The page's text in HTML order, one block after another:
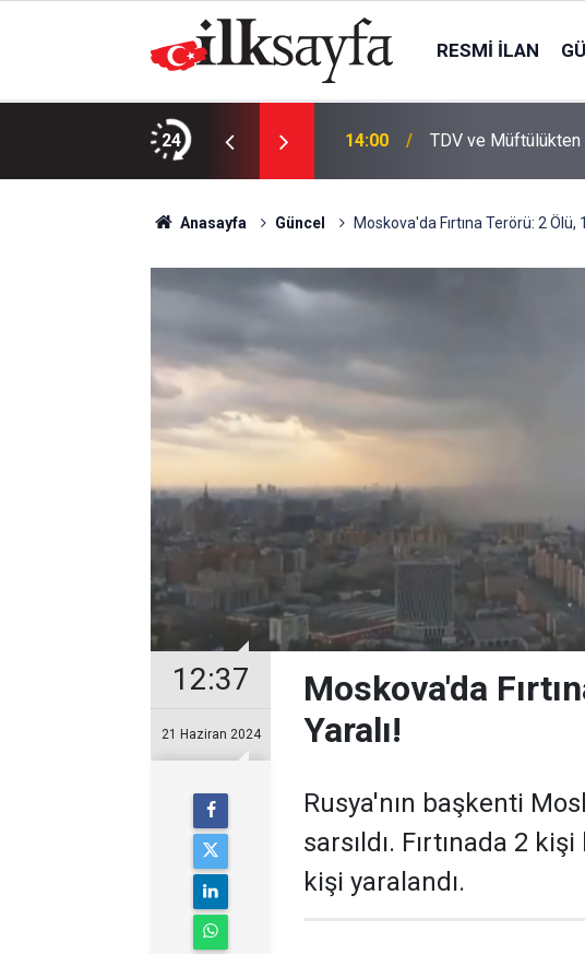
RESMI İLAN
24
Hedef birincilik 14:00 TDV ve Müftülükten
Anasayfa Güncel Moskova'da Fırtına Terörü: 2 Ölü,
12:37
21 Haziran 2024
Moskova'da
Yaralı!
Rusya'nın başkenti
sarsıldı. Fırtınada 2
kişi yaralandı.